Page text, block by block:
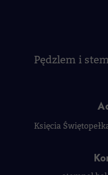
Pędzlem i
Księcia